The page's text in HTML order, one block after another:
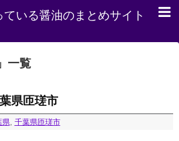
ている醤油のまとめサイト
」 一覧
県匝瑳市
県, 千葉県匝瑳市